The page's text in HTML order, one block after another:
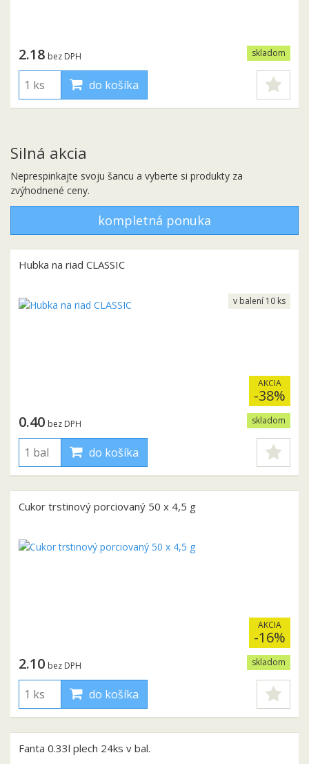
skladom
2.18 bez DPH
do košíka
Silná akcia
Neprespinkajte svoju šancu a vyberte si produkty za
zvýhodnené ceny.
kompletná ponuka
Hubka na riad CLASSIC
AKCIA
-38%
skladom
0.40 bez DPH
do košíka
v balení 10 ks
Cukor trstinový porciovaný 50 x 4,5 g
AKCIA
-16%
skladom
2.10 bez DPH
do košíka
Fanta 0.33l plech 24ks v bal.